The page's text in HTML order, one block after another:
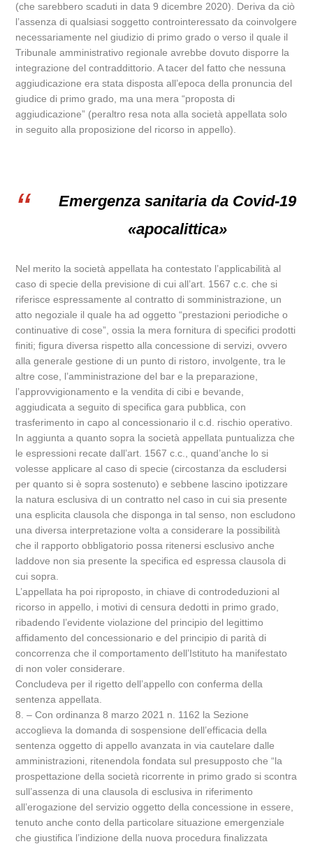
(che sarebbero scaduti in data 9 dicembre 2020). Deriva da ciò
l’assenza di qualsiasi soggetto controinteressato da coinvolgere
necessariamente nel giudizio di primo grado o verso il quale il
Tribunale amministrativo regionale avrebbe dovuto disporre la
integrazione del contraddittorio. A tacer del fatto che nessuna
aggiudicazione era stata disposta all’epoca della pronuncia del
giudice di primo grado, ma una mera “proposta di
aggiudicazione” (peraltro resa nota alla società appellata solo
in seguito alla proposizione del ricorso in appello).
Emergenza sanitaria da Covid-19
«apocalittica»
Nel merito la società appellata ha contestato l’applicabilità al
caso di specie della previsione di cui all’art. 1567 c.c. che si
riferisce espressamente al contratto di somministrazione, un
atto negoziale il quale ha ad oggetto “prestazioni periodiche o
continuative di cose”, ossia la mera fornitura di specifici prodotti
finiti; figura diversa rispetto alla concessione di servizi, ovvero
alla generale gestione di un punto di ristoro, involgente, tra le
altre cose, l’amministrazione del bar e la preparazione,
l’approvvigionamento e la vendita di cibi e bevande,
aggiudicata a seguito di specifica gara pubblica, con
trasferimento in capo al concessionario il c.d. rischio operativo.
In aggiunta a quanto sopra la società appellata puntualizza che
le espressioni recate dall’art. 1567 c.c., quand’anche lo si
volesse applicare al caso di specie (circostanza da escludersi
per quanto si è sopra sostenuto) e sebbene lascino ipotizzare
la natura esclusiva di un contratto nel caso in cui sia presente
una esplicita clausola che disponga in tal senso, non escludono
una diversa interpretazione volta a considerare la possibilità
che il rapporto obbligatorio possa ritenersi esclusivo anche
laddove non sia presente la specifica ed espressa clausola di
cui sopra.
L’appellata ha poi riproposto, in chiave di controdeduzioni al
ricorso in appello, i motivi di censura dedotti in primo grado,
ribadendo l’evidente violazione del principio del legittimo
affidamento del concessionario e del principio di parità di
concorrenza che il comportamento dell’Istituto ha manifestato
di non voler considerare.
Concludeva per il rigetto dell’appello con conferma della
sentenza appellata.
8. – Con ordinanza 8 marzo 2021 n. 1162 la Sezione
accoglieva la domanda di sospensione dell’efficacia della
sentenza oggetto di appello avanzata in via cautelare dalle
amministrazioni, ritenendola fondata sul presupposto che “la
prospettazione della società ricorrente in primo grado si scontra
sull’assenza di una clausola di esclusiva in riferimento
all’erogazione del servizio oggetto della concessione in essere,
tenuto anche conto della particolare situazione emergenziale
che giustifica l’indizione della nuova procedura finalizzata